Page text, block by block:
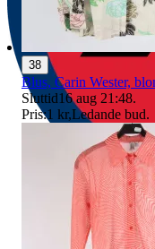
38
Blus, Carin Wester,
Sluttid16 aug 21:48.
Pris:1 kr,Ledande bud.